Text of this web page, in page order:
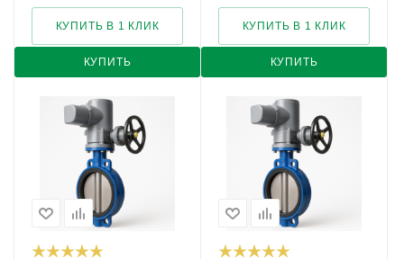
КУПИТЬ
КУПИТЬ В 1 КЛИК
КУПИТЬ
КУПИТЬ В 1 КЛИК